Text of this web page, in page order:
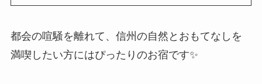
都会の喧騒を離れて、信州の自然とおもてなしを
満喫したい方にはぴったりのお宿です✨